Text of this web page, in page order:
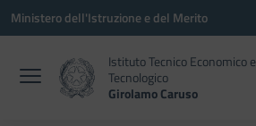
Vai ai contenuti
Vai al menu di navigazione
Vai al footer
Ministero dell'Istruzione e del Merito
Istituto Tecnico Economico e
Tecnologico
Girolamo Caruso